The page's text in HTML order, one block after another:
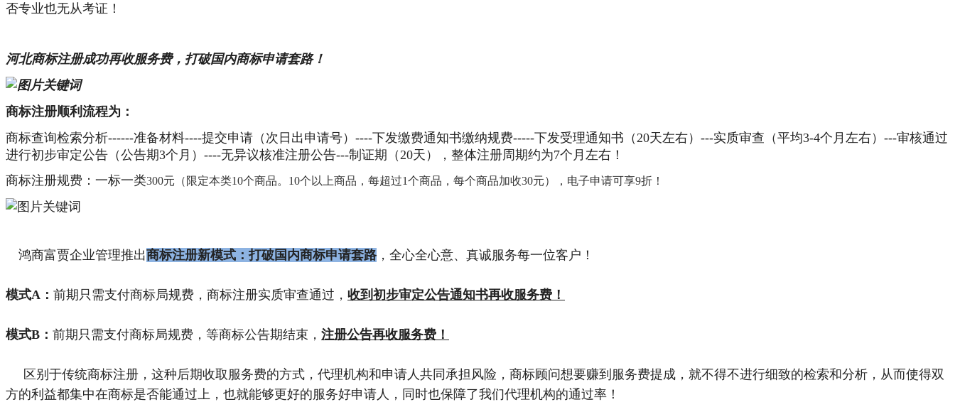
否专业也无从考证！
河北商标注册成功再收服务费，打破国内商标申请套路！
商标注册顺利流程为：
商标查询检索分析------准备材料----提交申请（次日出申请号）----下发缴费通知书缴纳规费-----下发受理通知书（20天左右）---实质审查（平均3-4个月左右）---审核通过
进行初步审定公告（公告期3个月）----无异议核准注册公告---制证期（20天），整体注册周期约为7个月左右！
商标注册规费：一标一类300元（限定本类10个商品。10个以上商品，每超过1个商品，每个商品加收30元），电子申请可享9折！
鸿商富贾企业管理推出商标注册新模式：打破国内商标申请套路，全心全心意、真诚服务每一位客户！
模式A： 前期只需支付商标局规费，商标注册实质审查通过， 收到初步审定公告通知书再收服务费！
模式B： 前期只需支付商标局规费，等商标公告期结束， 注册公告再收服务费！
区别于传统商标注册，这种后期收取服务费的方式，代理机构和申请人共同承担风险，商标顾问想要赚到服务费提成，就不得不进行细致的检索和分析，从而使得双
方的利益都集中在商标是否能通过上，也就能够更好的服务好申请人，同时也保障了我们代理机构的通过率！